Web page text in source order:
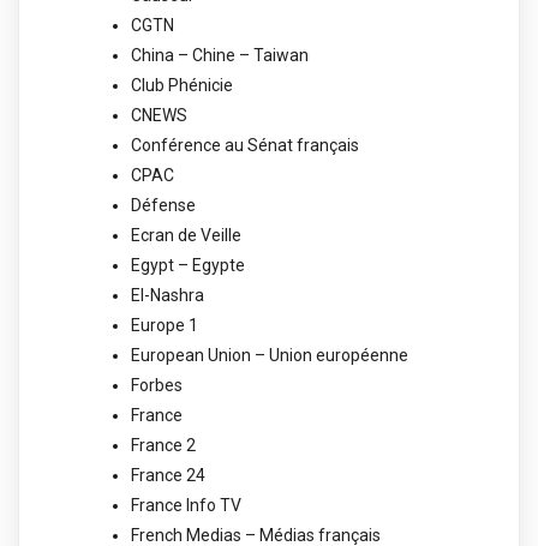
CGTN
China – Chine – Taiwan
Club Phénicie
CNEWS
Conférence au Sénat français
CPAC
Défense
Ecran de Veille
Egypt – Egypte
El-Nashra
Europe 1
European Union – Union européenne
Forbes
France
France 2
France 24
France Info TV
French Medias – Médias français